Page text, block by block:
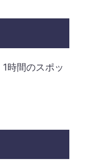
時間のスポッ